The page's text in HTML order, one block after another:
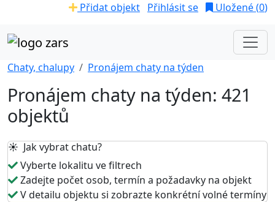
Přidat objekt Přihlásit se Uložené (0)
Chaty, chalupy Pronájem chaty na týden
Pronájem chaty na týden: 421
objektů
☀️ Jak vybrat chatu?
Vyberte lokalitu ve filtrech
Zadejte počet osob, termín a požadavky na objekt
V detailu objektu si zobrazte konkrétní volné termíny